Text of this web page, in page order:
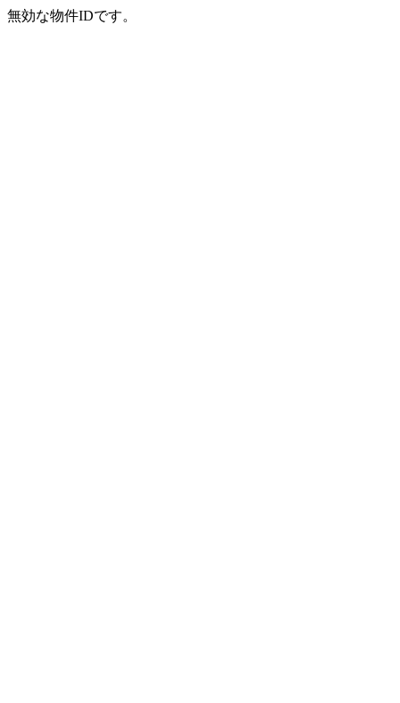
無効な物件IDです。